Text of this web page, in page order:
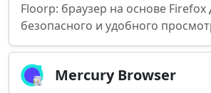
Floorp: браузер на основе Firefox
безопасного и удобного
Mercury Browser